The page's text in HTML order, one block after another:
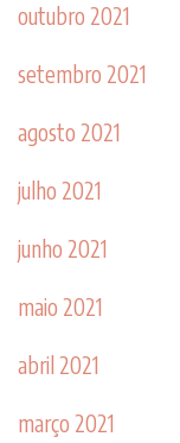
outubro 2021
setembro 2021
agosto 2021
julho 2021
junho 2021
maio 2021
abril 2021
março 2021